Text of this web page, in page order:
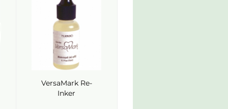
VersaMark Re-
Inker